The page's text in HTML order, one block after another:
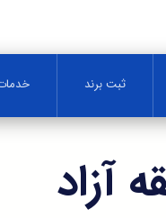
ثبت برند
آزاد